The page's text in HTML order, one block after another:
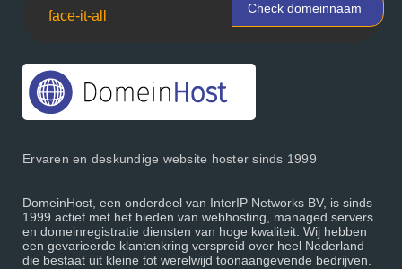
Check domeinnaam
Ervaren en deskundige website hoster sinds 1999
DomeinHost, een onderdeel van InterIP Networks BV, is sinds
1999 actief met het bieden van webhosting, managed servers
en domeinregistratie diensten van hoge kwaliteit. Wij hebben
een gevarieerde klantenkring verspreid over heel Nederland
die bestaat uit kleine tot werelwijd toonaangevende bedrijven.